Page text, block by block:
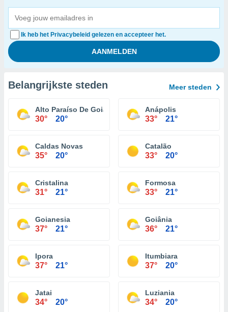
Ik heb het Privacybeleid gelezen en accepteer het.
Belangrijkste steden Meer steden
Alto Paraíso De Goiás
30° 20°
Anápolis
33° 21°
Caldas Novas
35° 20°
Catalão
33° 20°
Cristalina
31° 21°
Formosa
33° 21°
Goianesia
37° 21°
Goiânia
36° 21°
Ipora
37° 21°
Itumbiara
37° 20°
Jatai
34° 20°
Luziania
34° 20°